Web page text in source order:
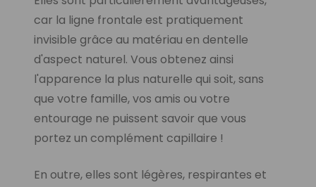
car la ligne frontale est pratiquement
invisible grâce au matériau en dentelle
d'aspect naturel. Vous obtenez ainsi
l'apparence la plus naturelle qui soit, sans
que votre famille, vos amis ou votre
entourage ne puissent savoir que vous
portez un complément capillaire !
En outre, elles sont légères, respirantes et